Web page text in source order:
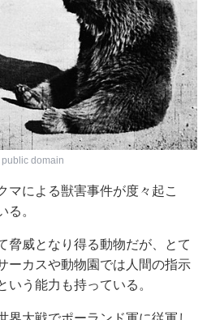
domain
マによる獣害事件が度々起こ
る。
脅威となり得る動物だが、とて
ーカスや動物園では人間の指示
いう能力も持っている。